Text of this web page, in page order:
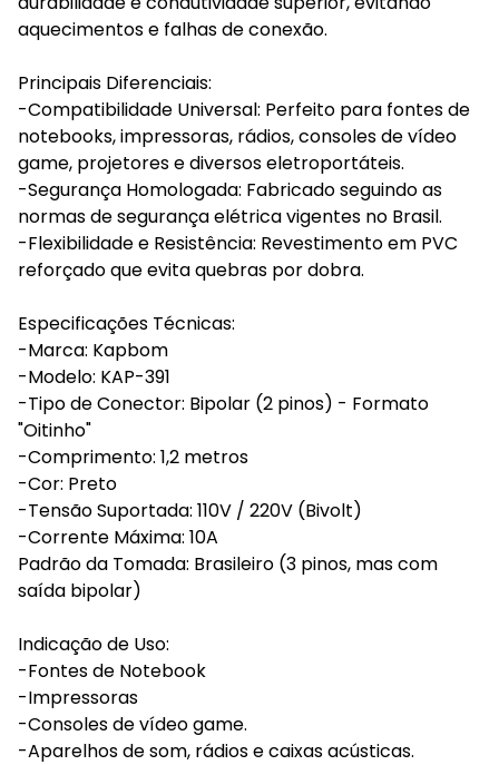
aquecimentos e falhas de conexão.
Principais Diferenciais:
-Compatibilidade Universal: Perfeito para fontes de
notebooks, impressoras, rádios, consoles de vídeo
game, projetores e diversos eletroportáteis.
-Segurança Homologada: Fabricado seguindo as
normas de segurança elétrica vigentes no Brasil.
-Flexibilidade e Resistência: Revestimento em PVC
reforçado que evita quebras por dobra.
Especificações Técnicas:
-Marca: Kapbom
-Modelo: KAP-391
-Tipo de Conector: Bipolar (2 pinos) - Formato
"Oitinho"
-Comprimento: 1,2 metros
-Cor: Preto
-Tensão Suportada: 110V / 220V (Bivolt)
-Corrente Máxima: 10A
Padrão da Tomada: Brasileiro (3 pinos, mas com
saída bipolar)
Indicação de Uso:
-Fontes de Notebook
-Impressoras
-Consoles de vídeo game.
-Aparelhos de som, rádios e caixas acústicas.